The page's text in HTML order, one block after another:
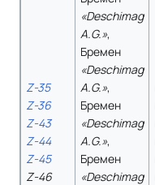
Z-35
Z-36
Z-43
Z-44
Z-45
Z-46
«Deschimag
A.G.»,
Бремен
«Deschimag
A.G.»,
Бремен
«Deschimag
A.G.»,
Бремен
«Deschimag